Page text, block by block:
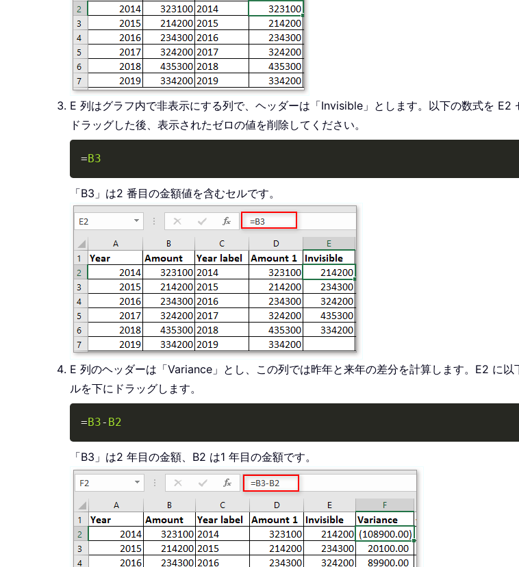
E 列はグラフ内で非表示にする列で、ヘッダーは「Invisible」とします。以下の数式を
ドラッグした後、表示されたゼロの値を削除してください。
= B3
「B3」は2 番目の金額値を含むセルです。
E 列のヘッダーは「Variance」とし、この列では昨年と来年の差分を計算します。E2 に
ルを下にドラッグします。
= B3- B2
「B3」は2 年目の金額、B2 は1 年目の金額です。